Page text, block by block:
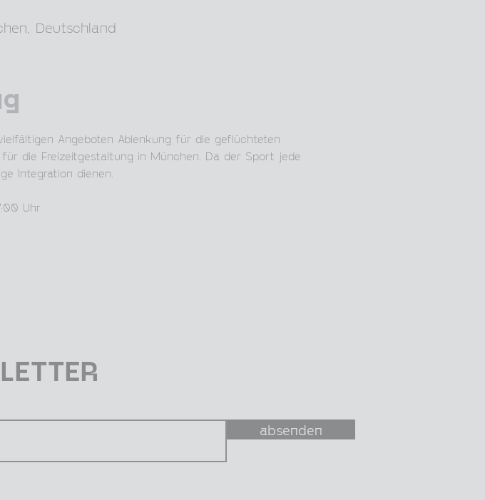
Deutschland
Angeboten Ablenkung für die geflüchteten
die Freizeitgestaltung in München. Da der Sport jede
Integration dienen.
Uhr
absenden